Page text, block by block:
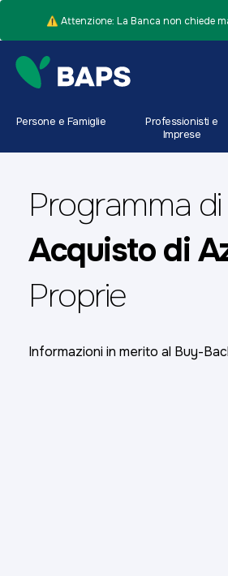
⚠️ Attenzione: La Banca non chiede
Persone e Famiglie
Professionisti e
Imprese
Programma di
Acquisto di
Proprie
Informazioni in merito al Buy-